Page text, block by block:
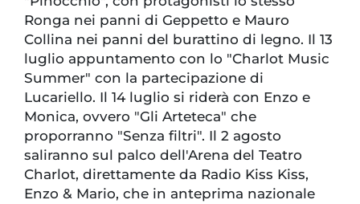
Ronga nei panni di Geppetto e Mauro
Collina nei panni del burattino di legno. Il 13
luglio appuntamento con lo "Charlot Music
Summer" con la partecipazione di
Lucariello. Il 14 luglio si riderà con Enzo e
Monica, ovvero "Gli Arteteca" che
proporranno "Senza filtri". Il 2 agosto
saliranno sul palco dell'Arena del Teatro
Charlot, direttamente da Radio Kiss Kiss,
Enzo & Mario, che in anteprima nazionale